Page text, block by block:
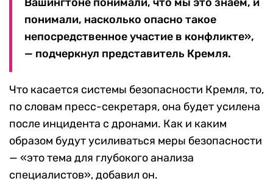
понимали, насколько опасно такое
непосредственное участие в конфликте»,
— подчеркнул представитель Кремля.
Что касается системы безопасности Кремля, то,
по словам пресс-секретаря, она будет усилена
после инцидента с дронами. Как и каким
образом будут усиливаться меры безопасности
— «это тема для глубокого анализа
специалистов», добавил он.